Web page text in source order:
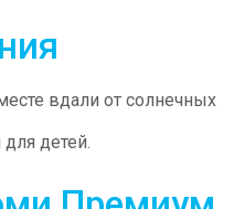
вдали от солнечных
детей.